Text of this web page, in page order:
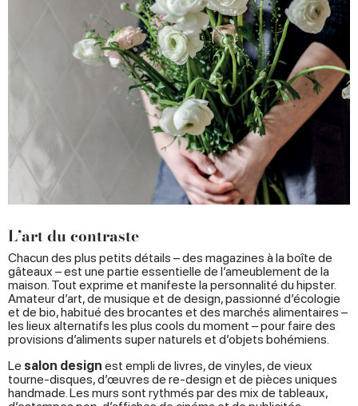
L’art du contraste
Chacun des plus petits détails – des magazines à la boîte de
gâteaux – est une partie essentielle de l’ameublement de la
maison. Tout exprime et manifeste la personnalité du hipster.
Amateur d’art, de musique et de design, passionné d’écologie
et de bio, habitué des brocantes et des marchés alimentaires –
les lieux alternatifs les plus cools du moment – pour faire des
provisions d’aliments super naturels et d’objets bohémiens.
Le salon design est empli de livres, de vinyles, de vieux
tourne-disques, d’œuvres de re-design et de pièces uniques
handmade. Les murs sont rythmés par des mix de tableaux,